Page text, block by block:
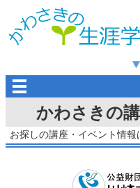
かわさきの
お探しの講座・イベント情報